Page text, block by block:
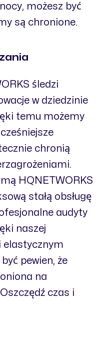
możesz być
są chronione.
śledzi
w dziedzinie
temu możemy
chronią
HQNETWORKS
stałą obsługę
audyty
naszej
elastycznym
pewien, że
na
czas i